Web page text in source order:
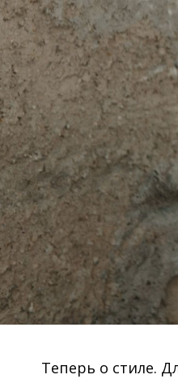
Теперь о стиле.